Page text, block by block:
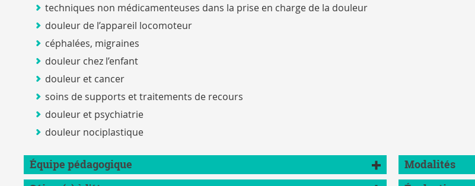
techniques non médicamenteuses dans la prise en charge de la douleur
douleur de l’appareil locomoteur
céphalées, migraines
douleur chez l’enfant
douleur et cancer
soins de supports et traitements de recours
douleur et psychiatrie
douleur nociplastique
Équipe pédagogique
Modalités